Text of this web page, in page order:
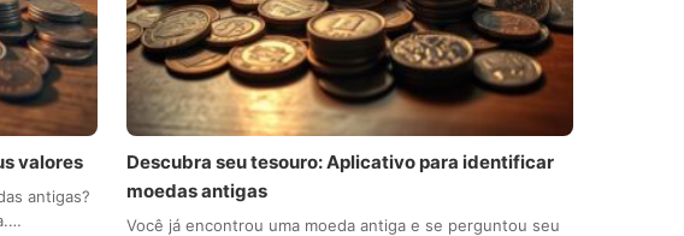
valores
antigas?
Descubra seu tesouro: Aplicativo para identificar
moedas antigas
Você já encontrou uma moeda antiga e se perguntou seu